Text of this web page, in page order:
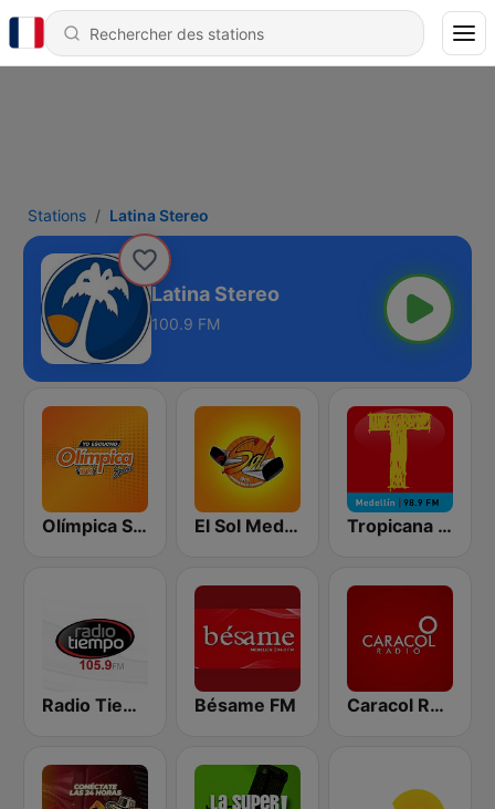
Stations Latina Stereo
Latina Stereo
100.9 FM
Olímpica Stereo - Medellín 104.9 FM El Sol Medellín Tropicana Medellín
Radio Tiempo Medellín Bésame FM Caracol Radio